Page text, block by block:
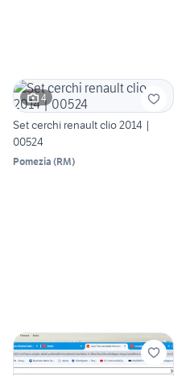
4
Set cerchi renault clio 2014 |
00524
Pomezia (RM)